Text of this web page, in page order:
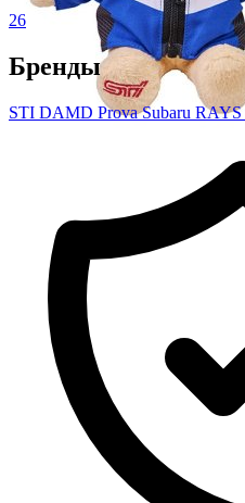
26
Бренды
STI DAMD ProvaSubaru RAYS